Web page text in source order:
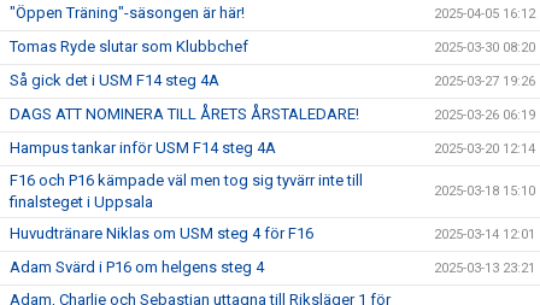
"Öppen Träning"-säsongen är här! 2025-04-05 16:12
Tomas Ryde slutar som Klubbchef 2025-03-30 08:20
Så gick det i USM F14 steg 4A 2025-03-27 19:26
DAGS ATT NOMINERA TILL ÅRETS ÅRSTALEDARE! 2025-03-26 06:19
Hampus tankar inför USM F14 steg 4A 2025-03-20 12:14
F16 och P16 kämpade väl men tog sig tyvärr inte till
finalsteget i Uppsala
2025-03-18 15:10
Huvudtränare Niklas om USM steg 4 för F16 2025-03-14 12:01
Adam Svärd i P16 om helgens steg 4 2025-03-13 23:21
Adam, Charlie och Sebastian uttagna till Riksläger 1 för